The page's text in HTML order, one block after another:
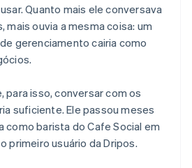
Quanto mais ele conversava
ouvia a mesma coisa: um
gerenciamento cairia como
para isso, conversar com os
suficiente. Ele passou meses
como barista do Cafe Social em
primeiro usuário da Dripos.